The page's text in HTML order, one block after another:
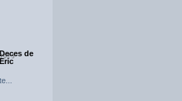
Deces de
Eric